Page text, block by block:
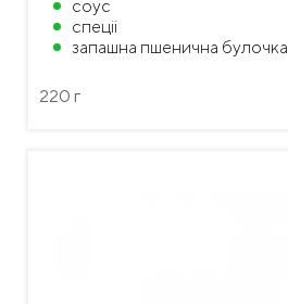
соус
спеціі
запашна пшенична булочка
220 г